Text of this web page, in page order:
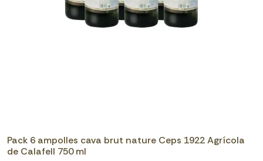
Pack 6 ampolles cava brut nature Ceps 1922 Agrícola
de Calafell 750 ml